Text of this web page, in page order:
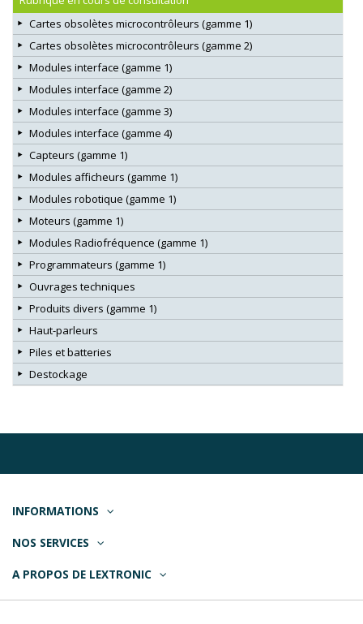
Cartes obsolètes microcontrôleurs (gamme 1)
Cartes obsolètes microcontrôleurs (gamme 2)
Modules interface (gamme 1)
Modules interface (gamme 2)
Modules interface (gamme 3)
Modules interface (gamme 4)
Capteurs (gamme 1)
Modules afficheurs (gamme 1)
Modules robotique (gamme 1)
Moteurs (gamme 1)
Modules Radiofréquence (gamme 1)
Programmateurs (gamme 1)
Ouvrages techniques
Produits divers (gamme 1)
Haut-parleurs
Piles et batteries
Destockage
INFORMATIONS
NOS SERVICES
A PROPOS DE LEXTRONIC